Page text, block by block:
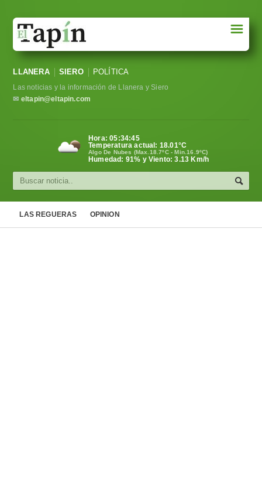
Sociedad
Política
Cultura
☰
LLANERA SIERO POLÍTICA
Las noticias y la información de Llanera y Siero
✉ eltapin@eltapin.com
Hora:05:34:46
Temperatura actual: 18.01°C
Algo De Nubes (Max.18.7ºC - Min.16.9ºC)
Humedad: 91% y Viento: 3.13 Km/h
LAS REGUERAS OPINION